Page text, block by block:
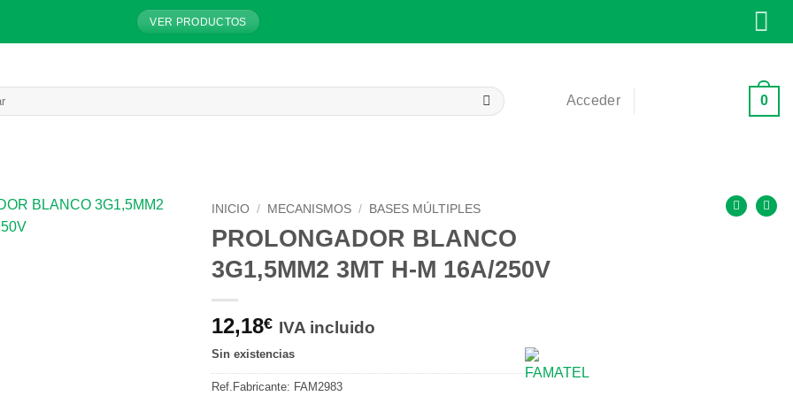
VER PRODUCTOS
Acceder 0
INICIO / MECANISMOS / BASES MÚLTIPLES
PROLONGADOR BLANCO
3G1,5MM2 3MT H-M 16A/250V
12,18€ IVA incluido
Sin existencias
Ref.Fabricante: FAM2983